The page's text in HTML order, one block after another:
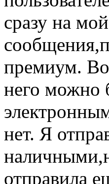
сразу на
премиум.
него можно
нет. Я
отправила